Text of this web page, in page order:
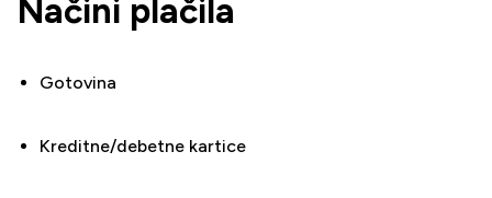
Načini plačila
Gotovina
Kreditne/debetne kartice